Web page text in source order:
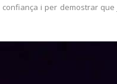
i per demostrar